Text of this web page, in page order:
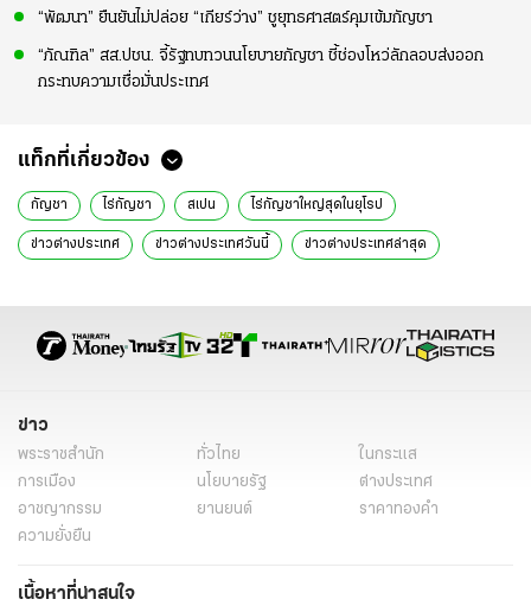
“พัฒนา” ยืนยันไม่ปล่อย “เกียร์ว่าง” ชูยุทธศาสตร์คุมเข้มกัญชา
“ภัณฑิล” สส.ปชน. จี้รัฐทบทวนนโยบายกัญชา ชี้ช่องโหว่ลักลอบส่งออก
กระทบความเชื่อมั่นประเทศ
แท็กที่เกี่ยวข้อง
กัญชา ไร่กัญชา สเปน ไร่กัญชาใหญ่สุดในยุโรป
ข่าวต่างประเทศ ข่าวต่างประเทศวันนี้ ข่าวต่างประเทศล่าสุด
ข่าว
พระราชสำนัก ทั่วไทย
ในกระแส
การเมือง
นโยบายรัฐ
ต่างประเทศ
อาชญากรรม
ยานยนต์
ราคาทองคำ
ความยั่งยืน
เนื้อหาที่น่าสนใจ